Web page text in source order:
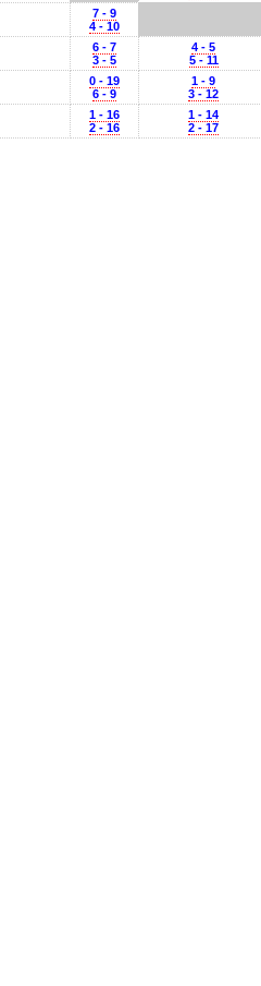
7 - 9
4 - 10
6 - 7
3 - 5
4 - 5
5 - 11
0 - 19
6 - 9
1 - 9
3 - 12
1 - 16
2 - 16
1 - 14
2 - 17